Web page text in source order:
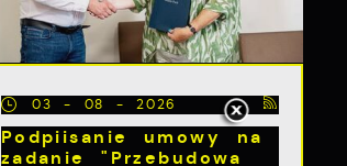
03 - 08 - 2026
Podpiisanie umowy na
zadanie "Przebudowa